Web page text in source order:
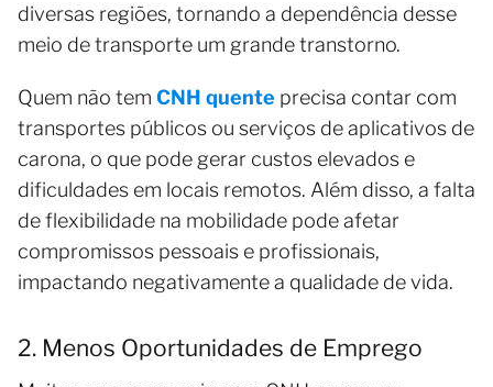
diversas regiões, tornando a dependência desse
meio de transporte um grande transtorno.
Quem não tem CNH quente precisa contar com
transportes públicos ou serviços de aplicativos de
carona, o que pode gerar custos elevados e
dificuldades em locais remotos. Além disso, a falta
de flexibilidade na mobilidade pode afetar
compromissos pessoais e profissionais,
impactando negativamente a qualidade de vida.
2. Menos Oportunidades de Emprego